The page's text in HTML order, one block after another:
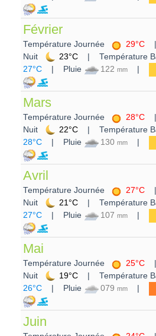
Février
Température Journée 29°C |
Nuit
23°C | Température
27°C | Pluie 122 mm
Mars
Température Journée 28°C |
Nuit
22°C | Température
28°C | Pluie 130 mm
Avril
Température Journée 27°C |
Nuit
21°C | Température
27°C | Pluie 107 mm
Mai
Température Journée 25°C |
Nuit
19°C | Température
26°C | Pluie 079 mm
Juin